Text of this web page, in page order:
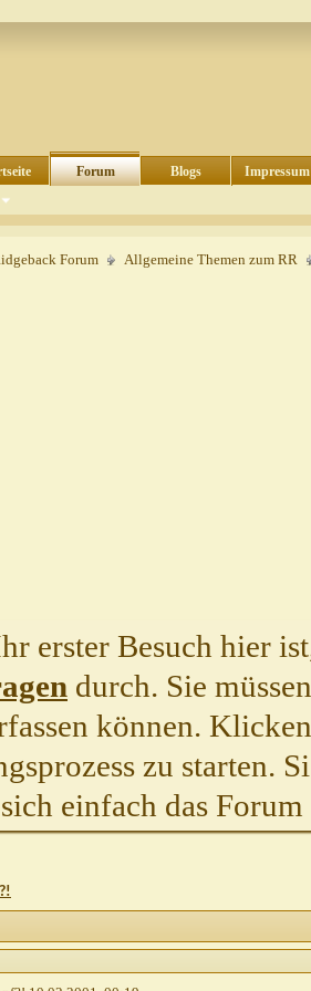
Forum Blogs Impressum
Forum Allgemeine Themen zum RR
erster Besuch hier
durch. Sie
können.
zu starten.
einfach das